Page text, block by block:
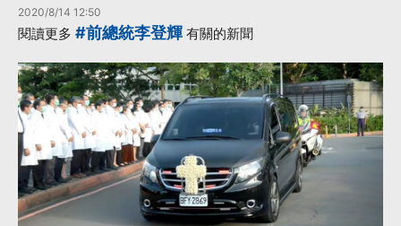
2020/8/14 12:50
閱讀更多 #前總統李登輝 有關的新聞